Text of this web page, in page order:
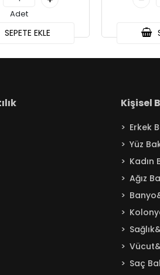
Adet
SEPETE EKLE
Kişisel
Erkek
Yüz
Kadın
Ağız
Saç